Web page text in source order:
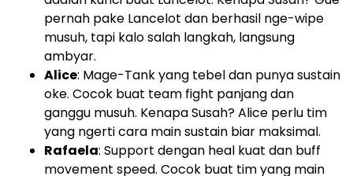
pernah pake Lancelot dan berhasil nge-wipe
musuh, tapi kalo salah langkah, langsung
ambyar.
Alice: Mage-Tank yang tebel dan punya sustain
oke. Cocok buat team fight panjang dan
ganggu musuh. Kenapa Susah? Alice perlu tim
yang ngerti cara main sustain biar maksimal.
Rafaela: Support dengan heal kuat dan buff
movement speed. Cocok buat tim yang main